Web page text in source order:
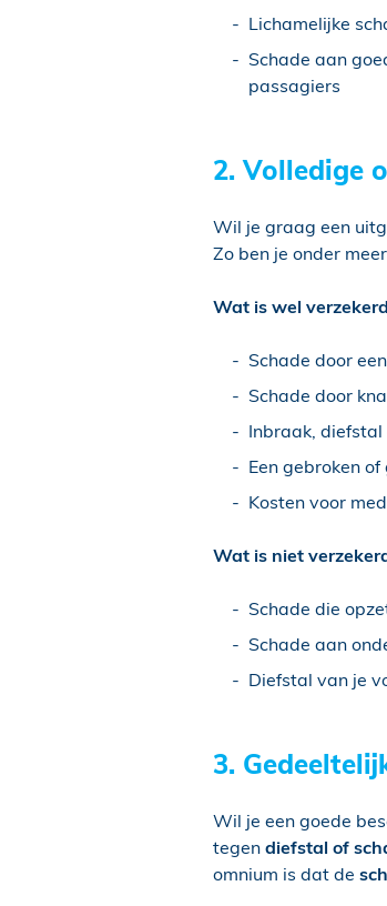
Lichamelijke
Schade aan
passagiers
2. Volledige
Wil je graag een
Zo ben je onder
Wat is wel
Schade door
Schade door
Inbraak,
Een gebroken
Kosten voor
Wat is niet
Schade die
Schade aan
Diefstal van je
3.
Wil je een goede
tegendiefstal of
omnium is dat de